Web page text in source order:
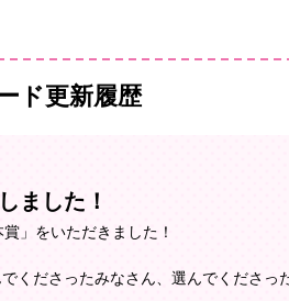
ド更新履歴
ました！
」をいただきました！
くださったみなさん、選んでくださっ